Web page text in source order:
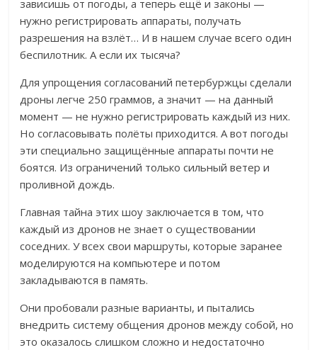
зависишь от погоды, а теперь ещё и законы —
нужно регистрировать аппараты, получать
разрешения на взлёт… И в нашем случае всего один
беспилотник. А если их тысяча?
Для упрощения согласований петербуржцы сделали
дроны легче 250 граммов, а значит — на данный
момент — не нужно регистрировать каждый из них.
Но согласовывать полёты приходится.А вот погоды
эти специально защищённые аппараты почти не
боятся. Из ограничений только сильный ветер и
проливной дождь.
Главная тайна этих шоу заключается в том, что
каждый из дронов не знает о существовании
соседних. У всех свои маршруты, которые заранее
моделируются на компьютере и потом
закладываются в память.
Они пробовали разные варианты, и пытались
внедрить систему общения дронов между собой, но
это оказалось слишком сложно и недостаточно